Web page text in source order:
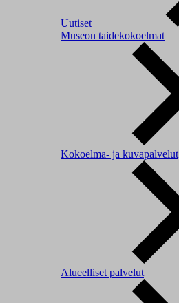
Uutiset
Museon taidekokoelmat
Kokoelma- ja kuvapalvelut
Alueelliset palvelut